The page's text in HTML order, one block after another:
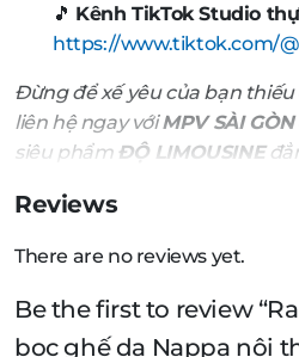
🎵 Kênh TikTok Studio
https://www.tiktok.com/
Đừng để xế yêu của bạn thiếu
liên hệ ngay vớiMPV SÀI GÒN
siêu phẩm ĐỘ LIMOUSINE
Reviews
There are no reviews yet.
Be the first to review
bọc ghế da Nappa nội